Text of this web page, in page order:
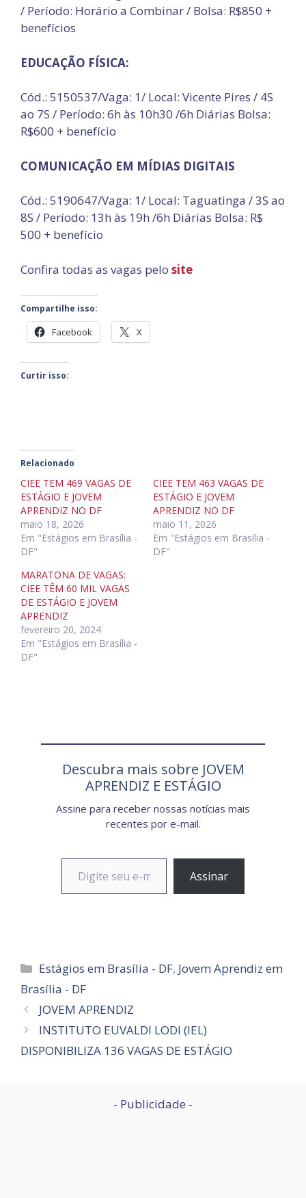
/ Período: Horário a Combinar / Bolsa: R$850 +
benefícios
EDUCAÇÃO FÍSICA:
Cód.: 5150537/Vaga: 1/ Local: Vicente Pires / 4S
ao 7S / Período: 6h às 10h30 /6h Diárias Bolsa:
R$600 + benefício
COMUNICAÇÃO EM MÍDIAS DIGITAIS
Cód.: 5190647/Vaga: 1/ Local: Taguatinga / 3S ao
8S / Período: 13h às 19h /6h Diárias Bolsa: R$
500 + benefício
Confira todas as vagas pelo site
Compartilhe isso:
Facebook X
Curtir isso:
Relacionado
CIEE TEM 469 VAGAS DE
ESTÁGIO E JOVEM
APRENDIZ NO DF
maio 18, 2026
Em "Estágios em Brasília -
DF"
CIEE TEM 463 VAGAS DE
ESTÁGIO E JOVEM
APRENDIZ NO DF
maio 11, 2026
Em "Estágios em Brasília -
DF"
MARATONA DE VAGAS:
CIEE TÊM 60 MIL VAGAS
DE ESTÁGIO E JOVEM
APRENDIZ
fevereiro 20, 2024
Em "Estágios em Brasília -
DF"
Descubra mais sobre JOVEM
APRENDIZ E ESTÁGIO
Assine para receber nossas notícias mais
recentes por e-mail.
Digite seu e-mail…
Assinar
Categorias
Estágios em Brasília - DF, Jovem Aprendiz em
Brasília - DF
JOVEM APRENDIZ
INSTITUTO EUVALDI LODI (IEL)
DISPONIBILIZA 136 VAGAS DE ESTÁGIO
- Publicidade -